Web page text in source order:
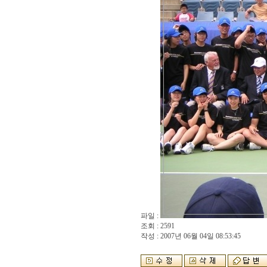
파일 :
조회 : 2591
작성 : 2007년 06월 04일 08:53:45